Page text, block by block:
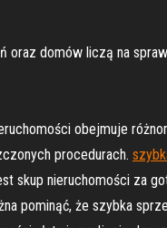
oraz domów liczą na
obejmuje
procedurach.
skup nieruchomości za
pominąć, że szybka